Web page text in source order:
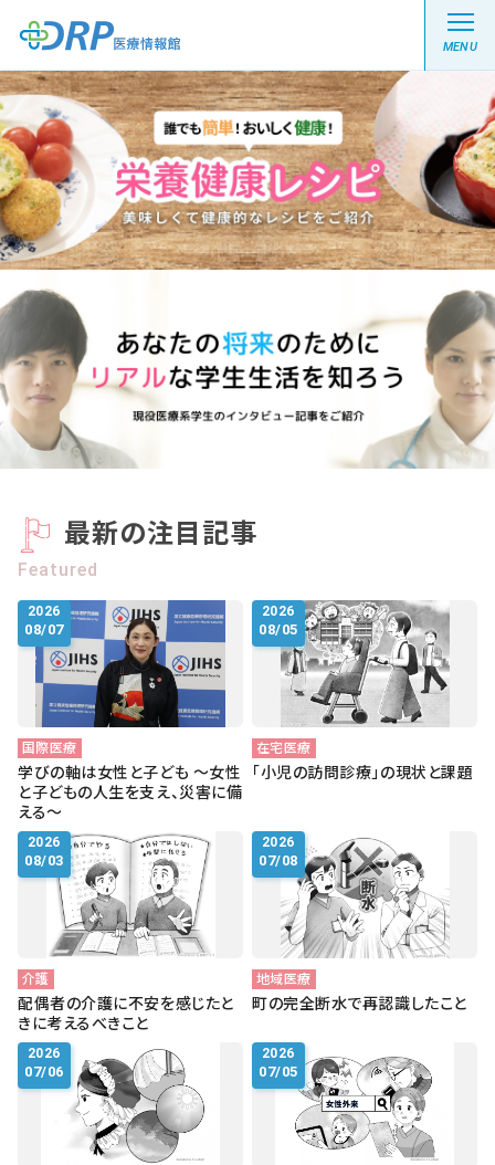
MENU
最新の注目記事
栄養健康レシピ
医療系学生記事
健康川柳
DRP医療情報館とは?
お知らせ
お問い合わせ
最新の注目記事
Featured
2026
08/07
国際医療
学びの軸は女性と子ども ～女性
と子どもの人生を支え、災害に備
える～
2026
08/05
在宅医療
「小児の訪問診療」の現状と課題
2026
08/03
介護
配偶者の介護に不安を感じたと
きに考えるべきこと
2026
07/08
地域医療
町の完全断水で再認識したこと
2026
07/06
2026
07/05